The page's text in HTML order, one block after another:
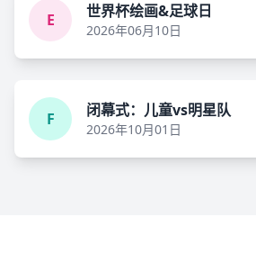
E 世界杯绘画&足球日
2026年06月10日
F 闭幕式：儿童vs明星队
2026年10月01日